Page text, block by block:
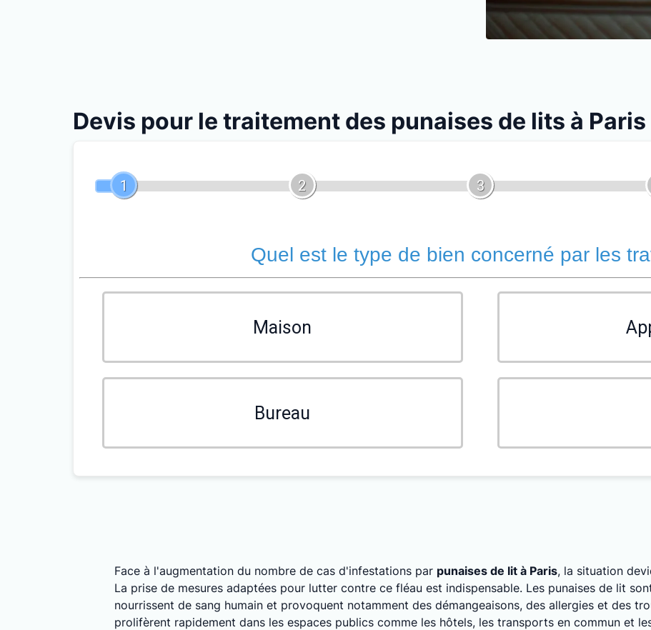
Devis pour le traitement des punaises de lits à Paris
1 2 3
Quel est le type de bien concerné par les
Maison
Bureau
Face à l'augmentation du nombre de cas d'infestations par punaises de lit à Paris, la situation
La prise de mesures adaptées pour lutter contre ce fléau est indispensable. Les punaises de lit
nourrissent de sang humain et provoquent notamment des démangeaisons, des allergies et des
prolifèrent rapidement dans les espaces publics comme les hôtels, les transports en commun et